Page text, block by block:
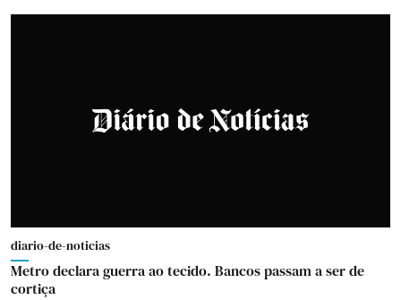
diario-de-noticias
Metro declara guerra ao tecido. Bancos passam a ser de
cortiça